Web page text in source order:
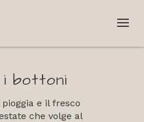
bottoni
e il fresco
che volge al